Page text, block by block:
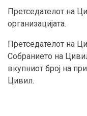
Претседателот на
организацијата.
Претседателот на
Собранието на
вкупниот број на
Цивил.